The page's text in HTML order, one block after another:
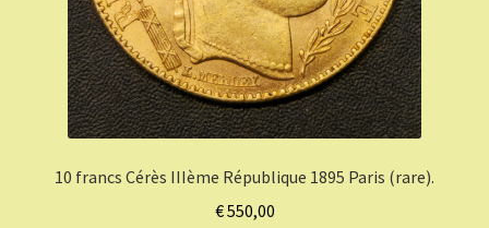
10 francs Cérès IIIème République 1895 Paris (rare).
€550,00